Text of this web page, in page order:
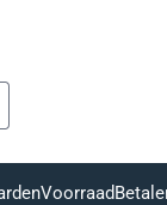
Voorraad